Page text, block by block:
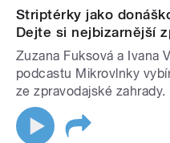
Striptérky jako
Dejte si nejbizarnější
Zuzana Fuksová a Ivana
podcastu Mikrovlnky
ze zpravodajské zahrady.